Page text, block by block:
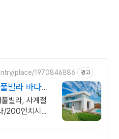
place/1970846886 광고
빌라 바다뷰
빌라, 사계절
/200인치시네